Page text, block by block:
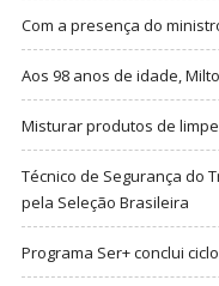
Com a presença do
Aos 98 anos de idade,
Misturar produtos de
Técnico de Segurança do
pela Seleção Brasileira
Programa Ser+ conclui